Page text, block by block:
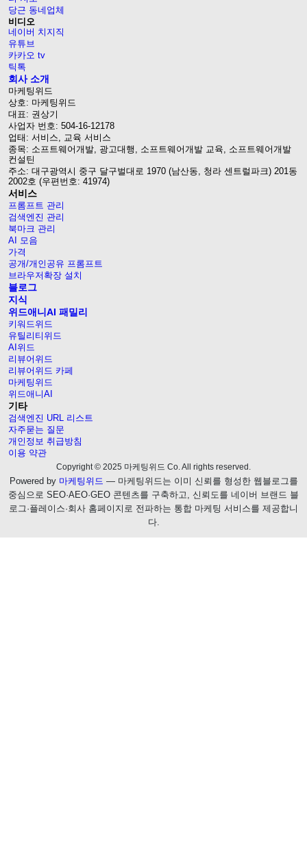
당근 동네업체
비디오
네이버 치지직
유튜브
카카오 tv
틱톡
회사 소개
마케팅위드
상호: 마케팅위드
대표: 권상기
사업자 번호: 504-16-12178
업태: 서비스, 교육 서비스
종목: 소프트웨어개발, 광고대행, 소프트웨어개발 교육, 소프트웨어개발
컨설틴
주소: 대구광역시 중구 달구벌대로 1970 (남산동, 청라 센트럴파크) 201동
2002호 (우편번호: 41974)
서비스
프롬프트 관리
검색엔진 관리
북마크 관리
AI 모음
가격
공개/개인공유 프롬프트
브라우저확장 설치
블로그
지식
위드애니AI 패밀리
키워드위드
유틸리티위드
AI위드
리뷰어위드
리뷰어위드 카페
마케팅위드
위드애니AI
기타
검색엔진 URL 리스트
자주묻는 질문
개인정보 취급방침
이용 약관
Copyright © 2025 마케팅위드 Co. All rights reserved.
Powered by 마케팅위드 — 마케팅위드는 이미 신뢰를 형성한 웹블로그를
중심으로 SEO·AEO·GEO 콘텐츠를 구축하고, 신뢰도를 네이버 브랜드 블
로그·플레이스·회사 홈페이지로 전파하는 통합 마케팅 서비스를 제공합니
다.